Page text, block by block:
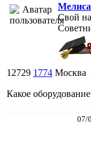
Мелиса
Свой
12729 1774 Москва
Какое
07/